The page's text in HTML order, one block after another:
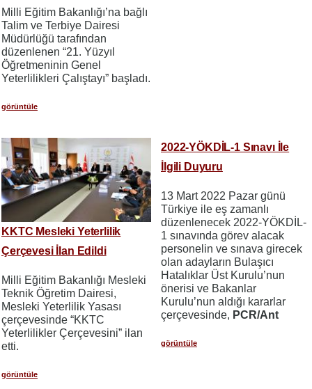
Milli Eğitim Bakanlığı’na bağlı
Talim ve Terbiye Dairesi
Müdürlüğü tarafından
düzenlenen “21. Yüzyıl
Öğretmeninin Genel
Yeterlilikleri Çalıştayı” başladı.
görüntüle
KKTC Mesleki Yeterlilik
Çerçevesi İlan Edildi
Milli Eğitim Bakanlığı Mesleki
Teknik Öğretim Dairesi,
Mesleki Yeterlilik Yasası
çerçevesinde “KKTC
Yeterlilikler Çerçevesini” ilan
etti.
görüntüle
2022-YÖKDİL-1 Sınavı İle
İlgili Duyuru
13 Mart 2022 Pazar günü
Türkiye ile eş zamanlı
düzenlenecek 2022-YÖKDİL-
1 sınavında görev alacak
personelin ve sınava girecek
olan adayların Bulaşıcı
Hatalıklar Üst Kurulu’nun
önerisi ve Bakanlar
Kurulu’nun aldığı kararlar
çerçevesinde, PCR/Ant
görüntüle